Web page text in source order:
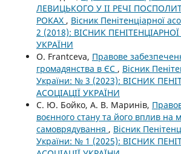
ЛЕВИЦЬКОГО У ІІ РЕЧІ
РОКАХ , Вісник Пенітенціарної
2 (2018): ВІСНИК ПЕНІТЕНЦІАРНОЇ
УКРАЇНИ
O. Frantсeva, Правове
громадянства в ЄС , Вісник
України: № 3 (2023): ВІСНИК
АСОЦІАЦІЇ УКРАЇНИ
С. Ю. Бойко, А. В. Маринів,
воєнного стану та його вплив на
самоврядування , Вісник
України: № 1 (2025): ВІСНИК